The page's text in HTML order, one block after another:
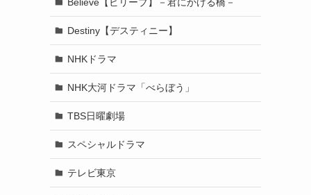
Destiny【デスティニー】
NHKドラマ
NHK大河ドラマ「べらぼう」
TBS日曜劇場
スペシャルドラマ
テレビ東京